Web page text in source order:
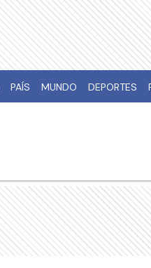
PAÍS MUNDO DEPORTES